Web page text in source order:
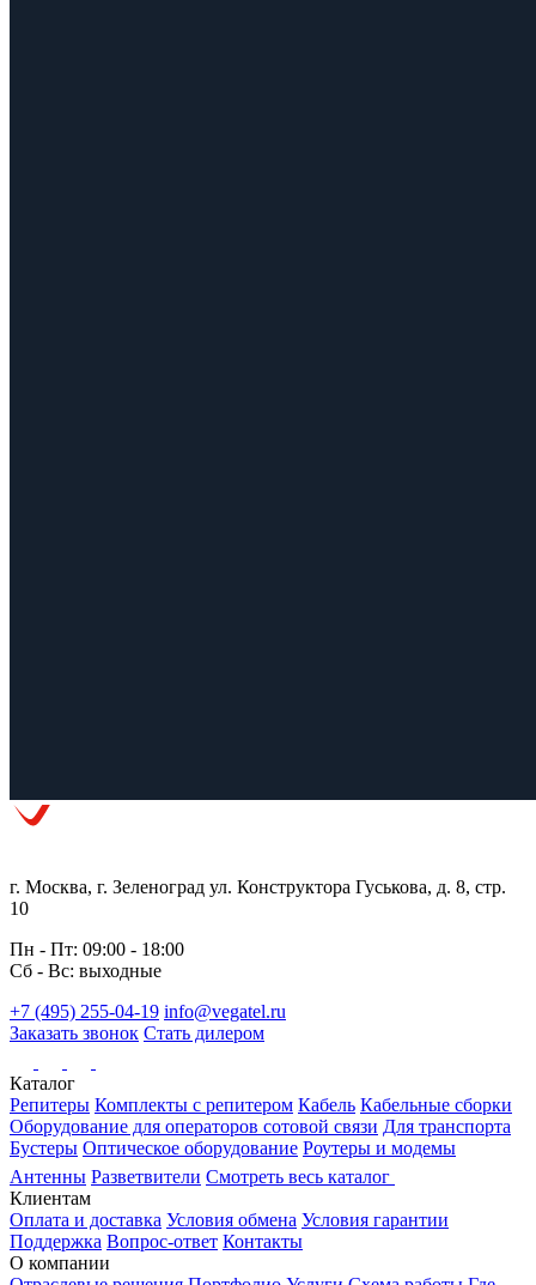
г. Москва, г. Зеленоград ул. Конструктора Гуськова, д. 8, стр.
10
Пн - Пт: 09:00 - 18:00
Сб - Вс: выходные
+7 (495) 255-04-19 info@vegatel.ru
Заказать звонок Стать дилером
Каталог
Репитеры Комплекты с репитером Кабель Кабельные сборки
Оборудование для операторов сотовой связи Для транспорта
Бустеры Оптическое оборудование Роутеры и модемы
Антенны Разветвители Смотреть весь каталог
Клиентам
Оплата и доставка Условия обмена Условия гарантии
Поддержка Вопрос-ответ Контакты
О компании